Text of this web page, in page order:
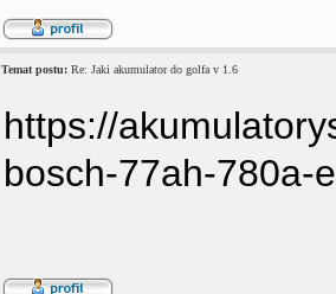
Temat postu: Re: Jaki akumulator do golfa v 1.6
https://
bosch-77ah-780a-